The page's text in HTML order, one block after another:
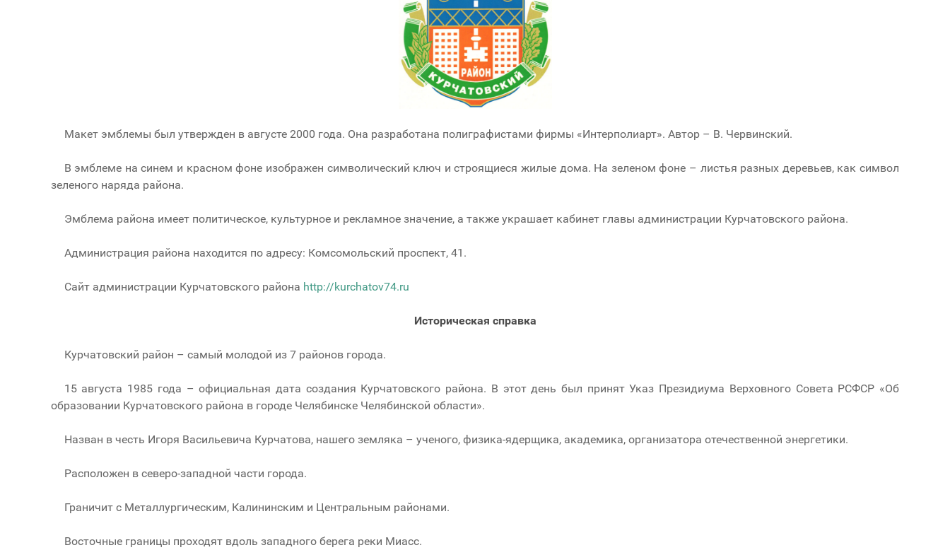
Макет эмблемы был утвержден в августе 2000 года. Она разработана полиграфистами фирмы «Интерполиарт». Автор – В. Червинский.
В эмблеме на синем и красном фоне изображен символический ключ и строящиеся жилые дома. На зеленом фоне – листья разных деревьев, как символ
зеленого наряда района.
Эмблема района имеет политическое, культурное и рекламное значение, а также украшает кабинет главы администрации Курчатовского района.
Администрация района находится по адресу: Комсомольский проспект, 41.
Сайт администрации Курчатовского района http://kurchatov74.ru
Историческая справка
Курчатовский район – самый молодой из 7 районов города.
15 августа 1985 года – официальная дата создания Курчатовского района. В этот день был принят Указ Президиума Верховного Совета РСФСР «Об
образовании Курчатовского района в городе Челябинске Челябинской области».
Назван в честь Игоря Васильевича Курчатова, нашего земляка – ученого, физика-ядерщика, академика, организатора отечественной энергетики.
Расположен в северо-западной части города.
Граничит с Металлургическим, Калининским и Центральным районами.
Восточные границы проходят вдоль западного берега реки Миасс.